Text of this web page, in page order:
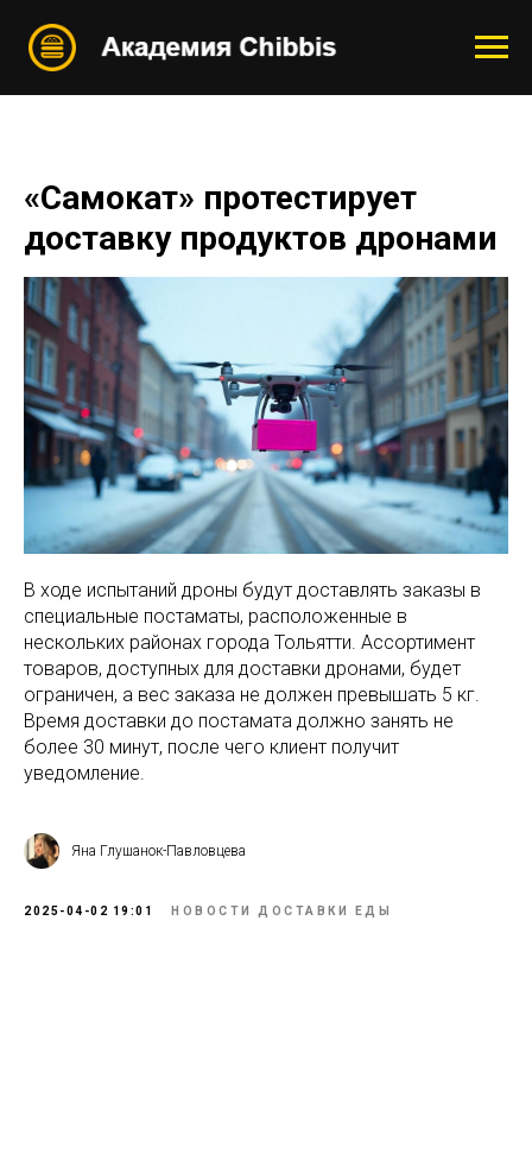
«Самокат» протестирует
доставку продуктов дронами
В ходе испытаний дроны будут доставлять заказы в
специальные постаматы, расположенные в
нескольких районах города Тольятти. Ассортимент
товаров, доступных для доставки дронами, будет
ограничен, а вес заказа не должен превышать 5 кг.
Время доставки до постамата должно занять не
более 30 минут, после чего клиент получит
уведомление.
Яна Глушанок-Павловцева
2025-04-02 19:01 НОВОСТИ ДОСТАВКИ ЕДЫ